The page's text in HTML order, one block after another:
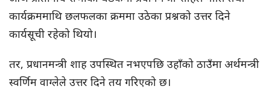
कार्यक्रममाथि छलफलका क्रममा उठेका प्रश्नको उत्तर दिने
कार्यसूची रहेको थियो।
तर, प्रधानमन्त्री शाह उपस्थित नभएपछि उहाँको ठाउँमा अर्थमन्त्री
स्वर्णिम वाग्लेले उत्तर दिने तय गरिएको छ।